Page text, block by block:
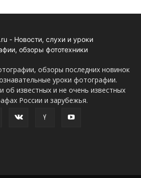
обзоры последних новинок
уроки фотографии.
об известных и не очень известных
России и зарубежья.